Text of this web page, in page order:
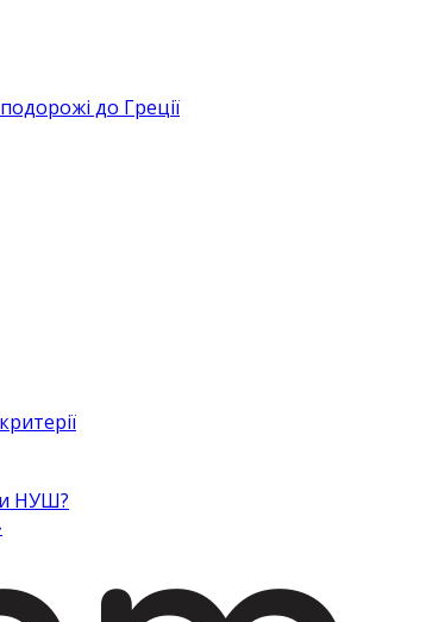
до Греції
НУШ?